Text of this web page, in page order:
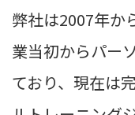
弊社は2007年か
業当初からパー
ており、現在は